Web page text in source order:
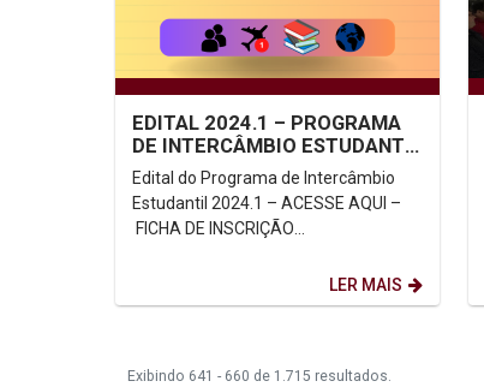
EDITAL 2024.1 – PROGRAMA
DE INTERCÂMBIO ESTUDANTIL
UNICAP
Edital do Programa de Intercâmbio
Estudantil 2024.1 – ACESSE AQUI –
FICHA DE INSCRIÇÃO
LER MAIS
Exibindo 641 - 660 de 1.715 resultados.